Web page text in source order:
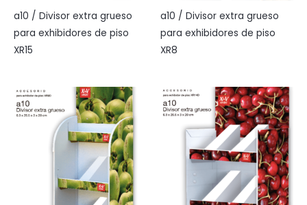
a10 / Divisor extra grueso
para exhibidores de piso
XR15
a10 / Divisor extra grueso
para exhibidores de piso
XR8